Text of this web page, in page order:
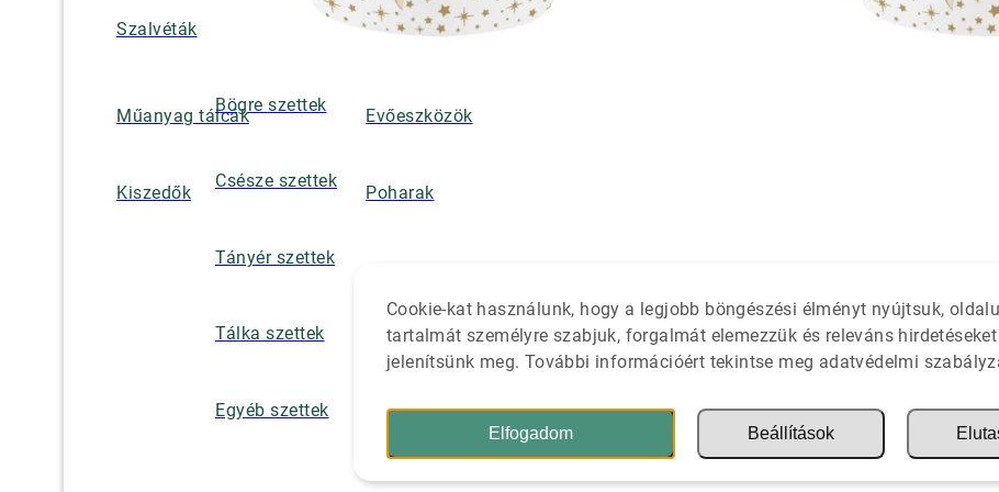
Szalvéták
Szalvétatartók, só- és
borsszórók
Műanyag tálcák Evőeszközök
Kiszedők Poharak
Bögre szettek
Csésze szettek
Tányér szettek
Tálka szettek
Egyéb szettek
Cookie-kat használunk, hogy a legjobb böngészési élményt nyújtsuk,
tartalmát személyre szabjuk, forgalmát elemezzük és releváns hirdetéseket
jelenítsünk meg. További információért tekintse meg adatvédelmi
Elfogadom Beállítások